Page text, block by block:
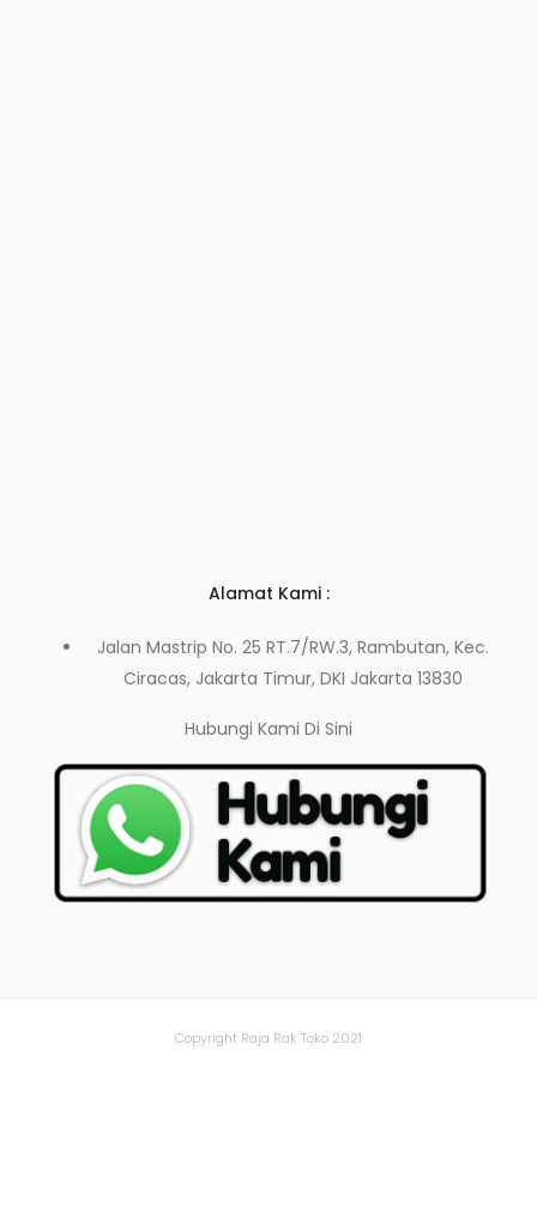
Alamat Kami :
Jalan Mastrip No. 25 RT.7/RW.3, Rambutan, Kec.
Ciracas, Jakarta Timur, DKI Jakarta 13830
Hubungi Kami Di Sini
Copyright Raja Rak Toko 2021